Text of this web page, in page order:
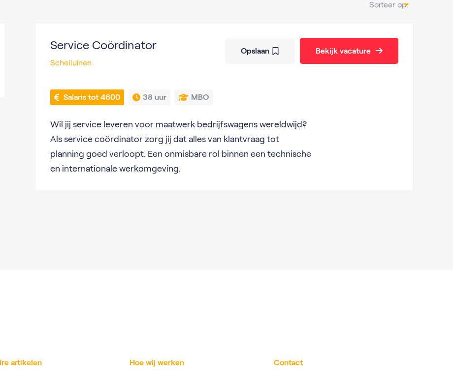
Sorteer op:
Service Coördinator
Schelluinen
Salaris tot 4600 38 uur MBO
Wil jij service leveren voor maatwerk bedrijfswagens wereldwijd?
Als service coördinator zorg jij dat alles van klantvraag tot
planning goed verloopt. Een onmisbare rol binnen een technische
en internationale werkomgeving.
Opslaan Bekijk vacature
artikelen Hoe wij werken Contact